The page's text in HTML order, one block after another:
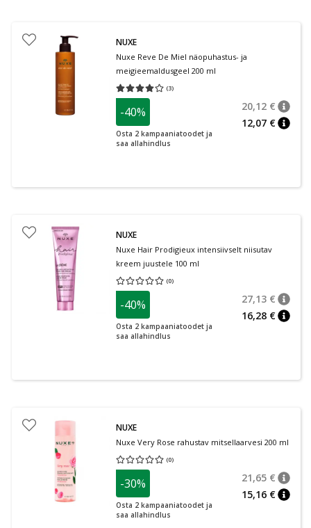
NUXE
Nuxe Reve De Miel näopuhastus- ja
meigieemaldusgeel 200 ml
(3)
Keskmine hinnang 4.00
-40%
Osta 2 kampaaniatoodet ja
saa allahindlus
20,12 €
12,07 €
NUXE
Nuxe Hair Prodigieux intensiivselt niisutav
kreem juustele 100 ml
(0)
Keskmine hinnang 0.00
-40%
Osta 2 kampaaniatoodet ja
saa allahindlus
27,13 €
16,28 €
NUXE
Nuxe Very Rose rahustav mitsellaarvesi 200 ml
(0)
Keskmine hinnang 0.00
-30%
Osta 2 kampaaniatoodet ja
saa allahindlus
21,65 €
15,16 €